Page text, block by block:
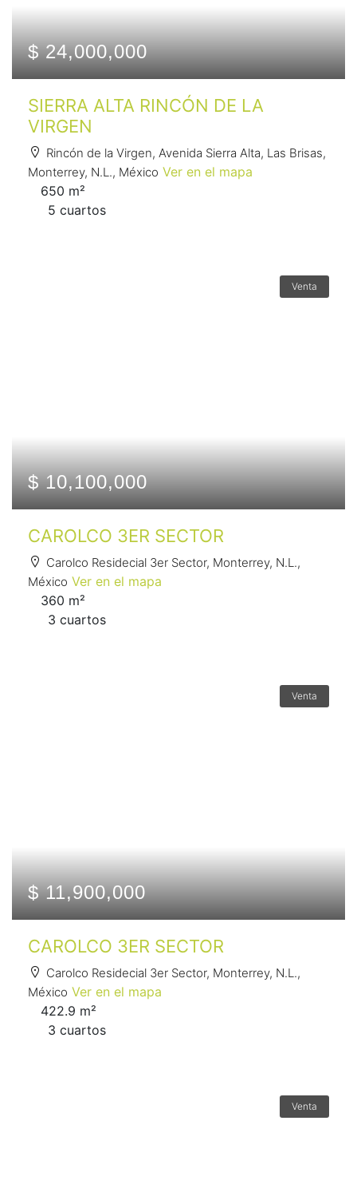
$ 24,000,000
SIERRA ALTA RINCÓN DE LA
VIRGEN
Rincón de la Virgen, Avenida Sierra Alta, Las Brisas,
Monterrey, N.L., México Ver en el mapa
650 m²
5 сuartos
Venta
$ 10,100,000
CAROLCO 3ER SECTOR
Carolco Residecial 3er Sector, Monterrey, N.L.,
México Ver en el mapa
360 m²
3 сuartos
Venta
$ 11,900,000
CAROLCO 3ER SECTOR
Carolco Residecial 3er Sector, Monterrey, N.L.,
México Ver en el mapa
422.9 m²
3 сuartos
Venta